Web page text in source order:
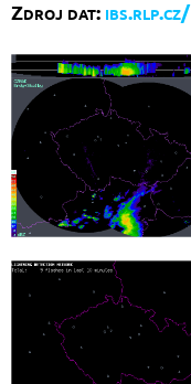
Zdroj dat: ibs.rlp.cz/